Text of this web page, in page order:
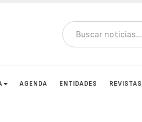
AGENDA ENTIDADES REVISTAS